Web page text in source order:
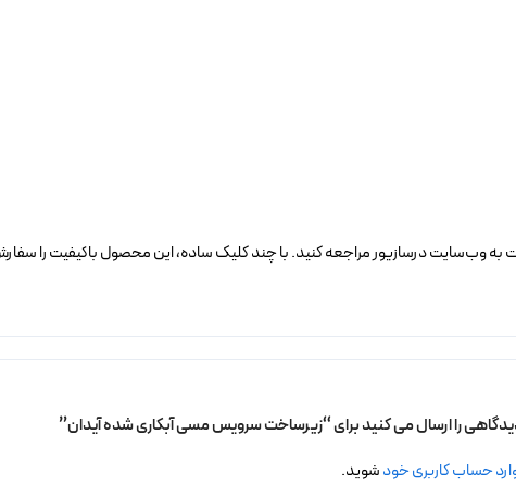
وب‌سایت درسازیور مراجعه کنید. با چند کلیک ساده، این محصول باکیفیت را
را ارسال می کنید برای “زیرساخت سرویس مسی آبکاری شده آیدان”
حساب کاربری خودشوید.